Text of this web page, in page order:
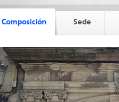
Composición Sede